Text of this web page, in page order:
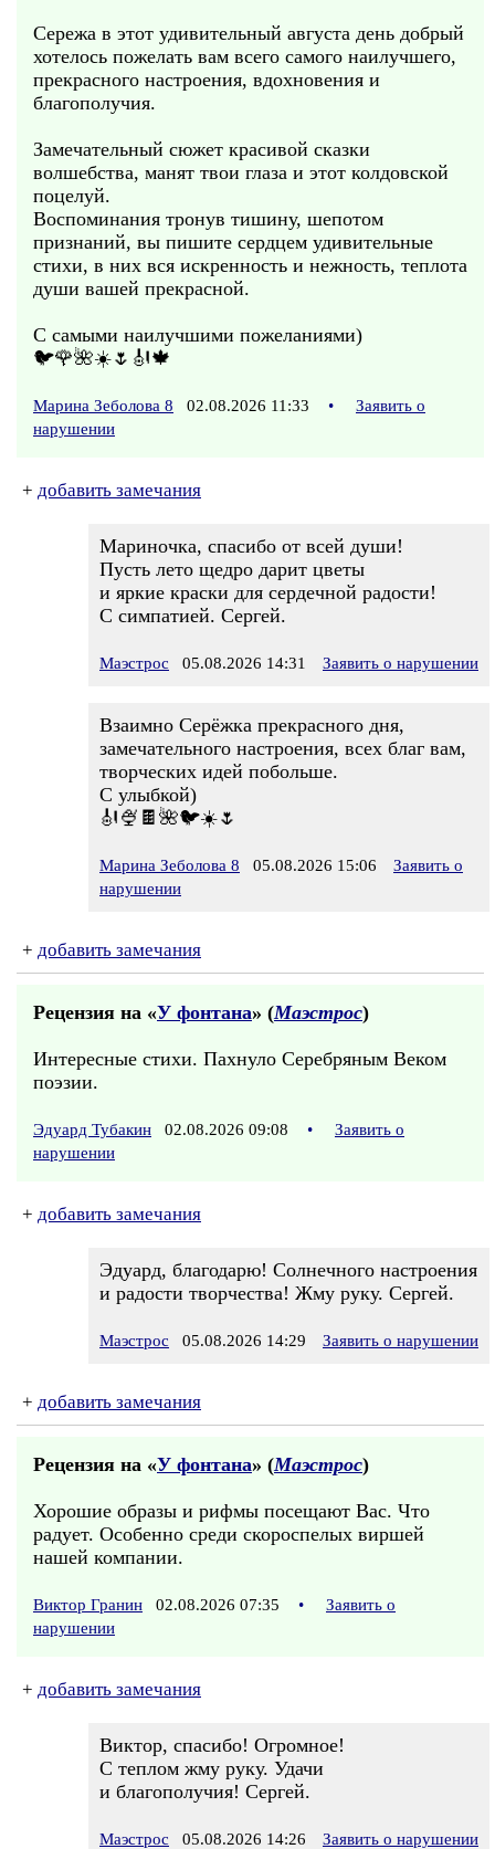
Сережа в этот удивительный августа день добрый
хотелось пожелать вам всего самого наилучшего,
прекрасного настроения, вдохновения и
благополучия.
Замечательный сюжет красивой сказки
волшебства, манят твои глаза и этот колдовской
поцелуй.
Воспоминания тронув тишину, шепотом
признаний, вы пишите сердцем удивительные
стихи, в них вся искренность и нежность, теплота
души вашей прекрасной.
С самыми наилучшими пожеланиями)
🐦🌹🌺☀️🌷🎻🍁
Марина Зеболова 8 02.08.2026 11:33 •
Заявить о
нарушении
+ добавить замечания
Мариночка, спасибо от всей души!
Пусть лето щедро дарит цветы
и яркие краски для сердечной радости!
С симпатией. Сергей.
Маэстрос 05.08.2026 14:31 Заявить о нарушении
Взаимно Серёжка прекрасного дня,
замечательного настроения, всех благ вам,
творческих идей побольше.
С улыбкой)
🎻🍨🍫🌺🐦☀️🌷
Марина Зеболова 8 05.08.2026 15:06
Заявить о
нарушении
+ добавить замечания
Рецензия на «У фонтана» (Маэстрос)
Интересные стихи. Пахнуло Серебряным Веком
поэзии.
Эдуард Тубакин 02.08.2026 09:08 •
Заявить о
нарушении
+ добавить замечания
Эдуард, благодарю! Солнечного настроения
и радости творчества! Жму руку. Сергей.
Маэстрос 05.08.2026 14:29 Заявить о нарушении
+ добавить замечания
Рецензия на «У фонтана» (Маэстрос)
Хорошие образы и рифмы посещают Вас. Что
радует. Особенно среди скороспелых виршей
нашей компании.
Виктор Гранин 02.08.2026 07:35 •
Заявить о
нарушении
+ добавить замечания
Виктор, спасибо! Огромное!
С теплом жму руку. Удачи
и благополучия! Сергей.
Маэстрос 05.08.2026 14:26 Заявить о нарушении